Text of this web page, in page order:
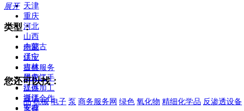
天津
重庆
河北
山西
内蒙古
辽宁
吉林
黑龙江
江苏
浙江
安徽
展开
类型：
全部
供应
提供服务
供应二手
提供加工
提供合作
库存
您还可以找：
品 机械 电子 泵 商务服务网 绿色 氧化物 精细化学品 反渗透设备